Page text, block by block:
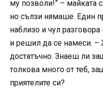
му позволи!” – майката
но сълзи нямаше. Един
наблизо и чул
и решил да се намеси.
достатъчно. Знаеш ли
толкова много от теб,
приятелите си?